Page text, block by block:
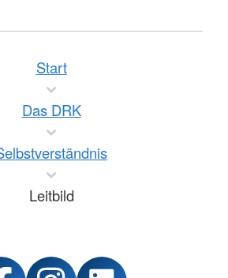
Start
Das DRK
Leitbild